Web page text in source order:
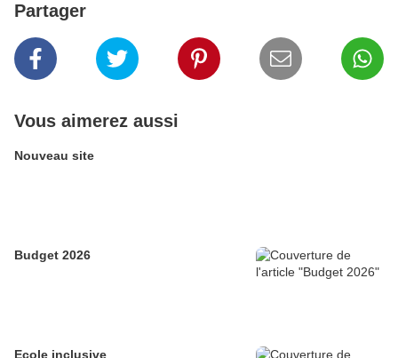
Partager
Vous aimerez aussi
Nouveau site
Budget 2026
Ecole inclusive